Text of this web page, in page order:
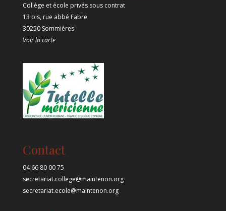
Collège et école privés sous contrat
13 bis, rue abbé Fabre
30250 Sommières
Voir la carte
Contact
04 66 80 00 75
secretariat.college@maintenon.org
secretariat.ecole@maintenon.org